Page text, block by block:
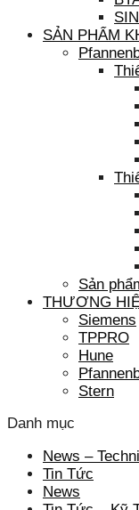
SẢN PHẨM
Sản
THƯƠNG
Siemens
TPPRO
Hune
Stern
Danh mục
News –
Tin Tức
News